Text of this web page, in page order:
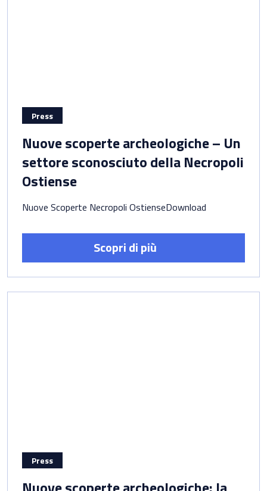
Press
Nuove scoperte archeologiche – Un
settore sconosciuto della Necropoli
Ostiense
Nuove Scoperte Necropoli OstienseDownload
Scopri di più
Press